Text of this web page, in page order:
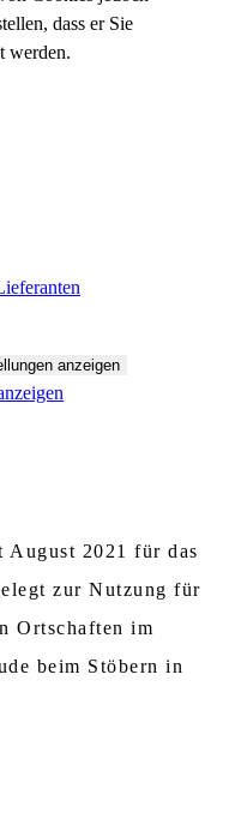
dass er Sie
werden.
anzeigen
2021 für das
zur Nutzung für
Ortschaften im
beim Stöbern in